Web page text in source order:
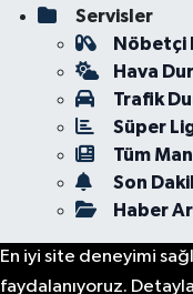
Servisler
Nöbetçi
Hava
Trafik
Süper
Tüm
Son
Haber
En iyi site deneyimi
faydalanıyoruz.